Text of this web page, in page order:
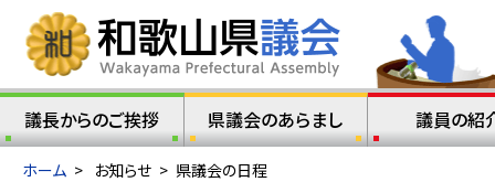
議長からのご挨拶 県議会のあらまし 議員の紹
ホーム > お知らせ > 県議会の日程